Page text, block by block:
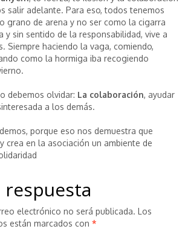
salir adelante. Para eso, todos tenemos
grano de arena y no ser como la cigarra
y sin sentido de la responsabilidad, vive a
Siempre haciendo la vaga, comiendo,
como la hormiga iba recogiendo
debemos olvidar: La colaboración, ayudar
a los demás.
porque eso nos demuestra que
crea en la asociación un ambiente de
respuesta
electrónico no será publicada. Los
están marcados con *